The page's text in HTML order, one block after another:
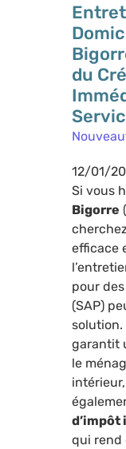
du
12/01/
Si vous
Bigorre
efficace
pour des
(SAP)
solution.
garantit
le
d’impôt
qui rend